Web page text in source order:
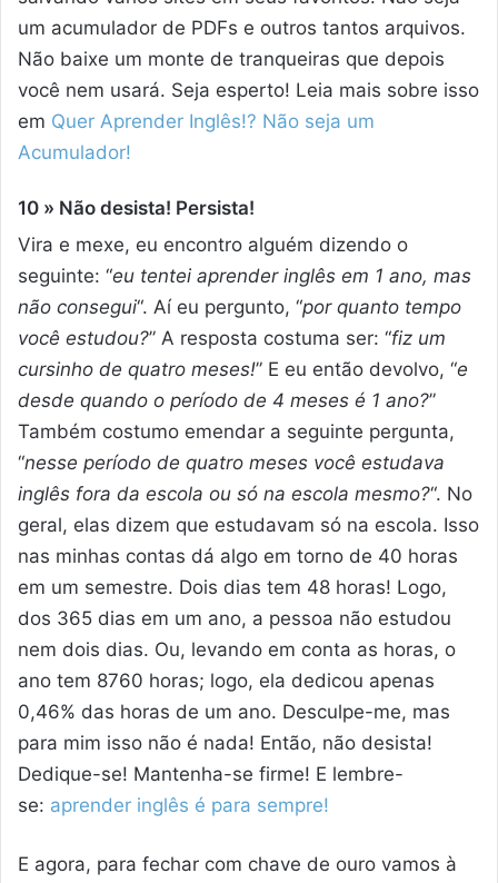
um acumulador de PDFs e outros tantos arquivos.
Não baixe um monte de tranqueiras que depois
você nem usará. Seja esperto! Leia mais sobre isso
em Quer Aprender Inglês!? Não seja um
Acumulador!
10 » Não desista! Persista!
Vira e mexe, eu encontro alguém dizendo o
seguinte: “eu tentei aprender inglês em 1 ano, mas
não consegui“. Aí eu pergunto, “por quanto tempo
você estudou?” A resposta costuma ser: “fiz um
cursinho de quatro meses!” E eu então devolvo, “e
desde quando o período de 4 meses é 1 ano?”
Também costumo emendar a seguinte pergunta,
“nesse período de quatro meses você estudava
inglês fora da escola ou só na escola mesmo?“. No
geral, elas dizem que estudavam só na escola. Isso
nas minhas contas dá algo em torno de 40 horas
em um semestre. Dois dias tem 48 horas! Logo,
dos 365 dias em um ano, a pessoa não estudou
nem dois dias. Ou, levando em conta as horas, o
ano tem 8760 horas; logo, ela dedicou apenas
0,46% das horas de um ano. Desculpe-me, mas
para mim isso não é nada! Então, não desista!
Dedique-se! Mantenha-se firme! E lembre-
se: aprender inglês é para sempre!
E agora, para fechar com chave de ouro vamos à